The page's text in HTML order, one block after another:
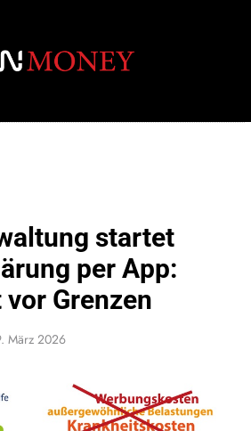
startet
per App:
Grenzen
März 2026